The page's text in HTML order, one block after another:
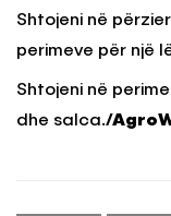
Shtojeni në
perimeve për një
Shtojeni në
dhe salca./